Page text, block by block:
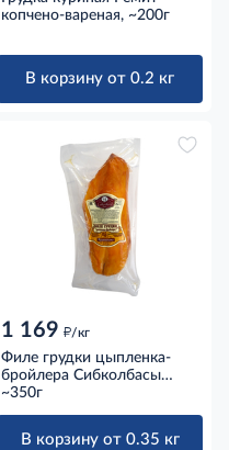
копчено-вареная, ~200г
В корзину от 0.2 кг
1 169 д/кг
Филе грудки цыпленка-
бройлера Сибколбасы
копчено-вареное
~350г
В корзину от 0.35 кг